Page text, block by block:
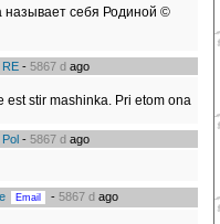
называет себя Родиной ©
RE- 5867 dago
est stir mashinka. Pri etom ona
Pol- 5867 dago
- 5867 dago